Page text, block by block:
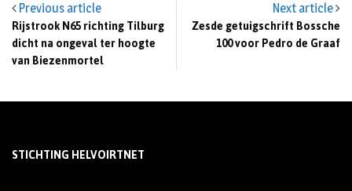
Previous article
Rijstrook N65 richting Tilburg
dicht na ongeval ter hoogte
van Biezenmortel
Next article
Zesde getuigschrift Bossche
100 voor Pedro de Graaf
STICHTING HELVOIRTNET